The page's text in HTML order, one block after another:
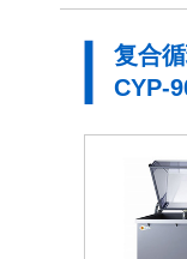
复合
CYP-